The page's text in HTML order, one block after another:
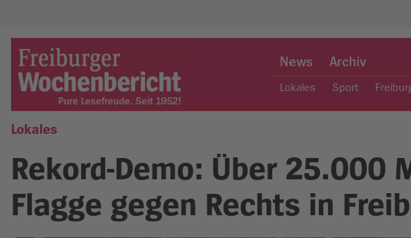
content
Freiburger Wochenbericht
News Archiv
Lokales Sport
Lokales
Rekord-Demo: Über 25.000
Flagge gegen Rechts in